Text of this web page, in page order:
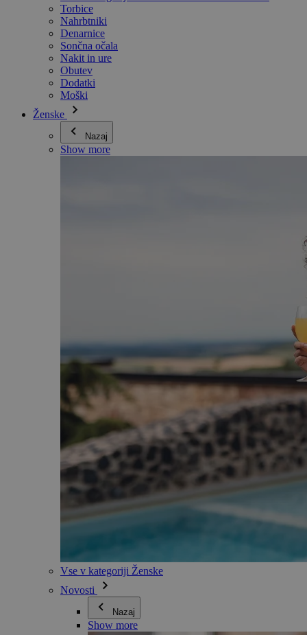
Torbice
Nahrbtniki
Denarnice
Sončna očala
Nakit in ure
Obutev
Dodatki
Moški
Ženske
Nazaj
Show more
Vse v kategoriji Ženske
Novosti
Nazaj
Show more